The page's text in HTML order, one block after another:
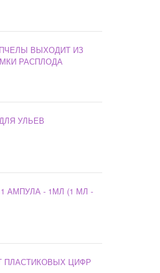
ВЫХОДИТ ИЗ
РАСПЛОДА
УЛЬЕВ
АМПУЛА - 1МЛ (1 МЛ -
ПЛАСТИКОВЫХ ЦИФР